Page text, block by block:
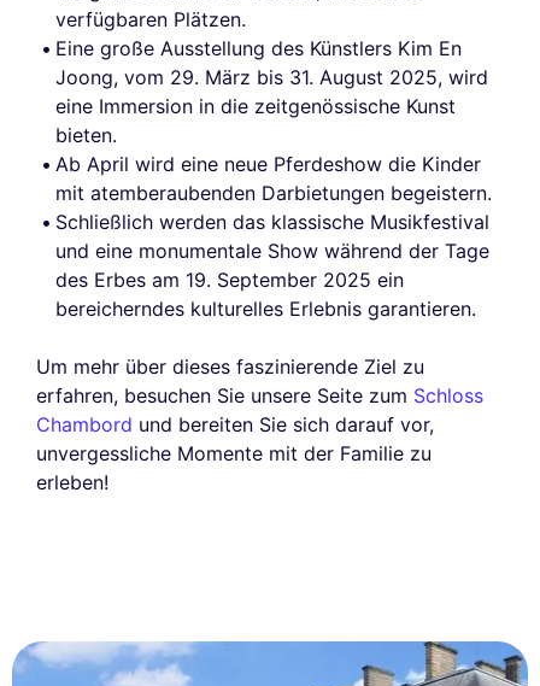
verfügbaren Plätzen.
Eine große Ausstellung des Künstlers Kim En
Joong, vom 29. März bis 31. August 2025, wird
eine Immersion in die zeitgenössische Kunst
bieten.
Ab April wird eine neue Pferdeshow die Kinder
mit atemberaubenden Darbietungen begeistern.
Schließlich werden das klassische Musikfestival
und eine monumentale Show während der Tage
des Erbes am 19. September 2025 ein
bereicherndes kulturelles Erlebnis garantieren.
Um mehr über dieses faszinierende Ziel zu
erfahren, besuchen Sie unsere Seite zum Schloss
Chambord und bereiten Sie sich darauf vor,
unvergessliche Momente mit der Familie zu
erleben!